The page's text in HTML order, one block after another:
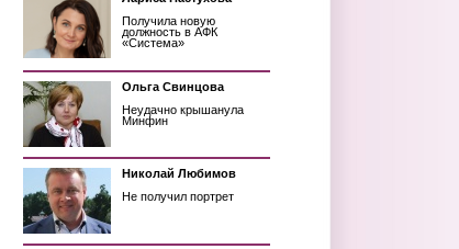
Получила новую
должность в АФК
«Система»
Ольга Свинцова
Неудачно крышанула
Минфин
Николай Любимов
Не получил портрет